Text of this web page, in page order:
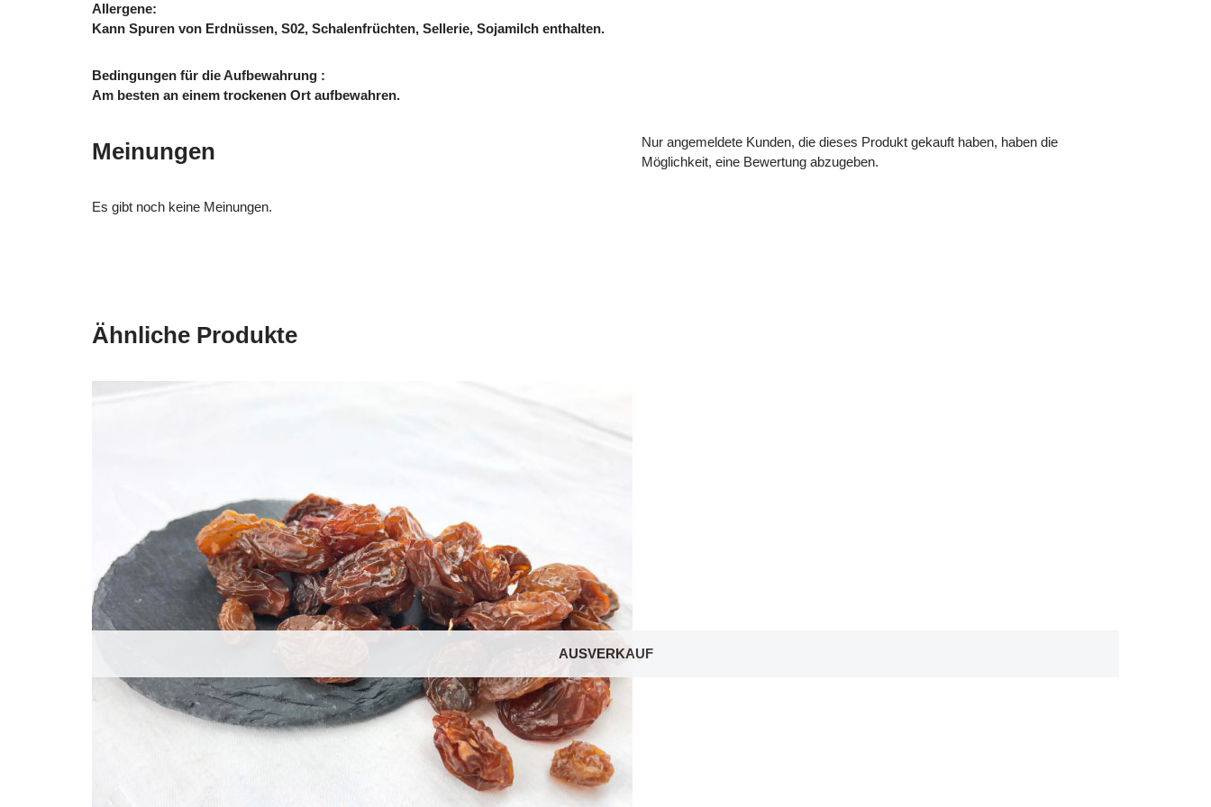
Allergene:
Kann Spuren von Erdnüssen, S02, Schalenfrüchten, Sellerie, Sojamilch enthalten.
Bedingungen für die Aufbewahrung :
Am besten an einem trockenen Ort aufbewahren.
Meinungen
Es gibt noch keine Meinungen.
Nur angemeldete Kunden, die dieses Produkt gekauft haben, haben die
Möglichkeit, eine Bewertung abzugeben.
Ähnliche Produkte
AUSVERKAUF